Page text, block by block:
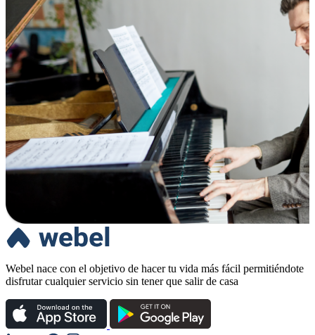
Webel nace con el objetivo de hacer tu vida más fácil permitiéndote
disfrutar cualquier servicio sin tener que salir de casa